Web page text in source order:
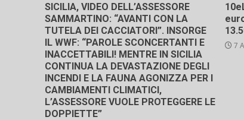
SICILIA, VIDEO DELL’ASSESSORE
SAMMARTINO: “AVANTI CON LA
TUTELA DEI CACCIATORI”. INSORGE
IL WWF: “PAROLE SCONCERTANTI E
INACCETTABILI! MENTRE IN SICILIA
CONTINUA LA DEVASTAZIONE DEGLI
INCENDI E LA FAUNA AGONIZZA PER I
CAMBIAMENTI CLIMATICI,
L’ASSESSORE VUOLE PROTEGGERE LE
DOPPIETTE”
7